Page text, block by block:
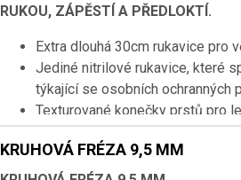
RUKOU, ZÁPĚSTÍ A PŘEDLOKTÍ.
Extra dlouhá 30cm rukavice pro
Jediné nitrilové rukavice, které
týkající se osobních ochranných
Texturované konečky prstů pro
Bez pudru a latexu (vhodné pro
Bílá barva pro zvýraznění při
KRUHOVÁ FRÉZA 9,5 MM